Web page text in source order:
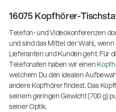
16075 Kopfhörer-
Telefon- und Videokonferenzen
und sind das Mittel der Wahl,
Lieferanten und Kunden geht. Für
Telefonaten haben wir einen
welchem Du den idealen
andere Kopfhörer findest. Das
seinem geringen Gewicht (700 g)
seiner Optik.